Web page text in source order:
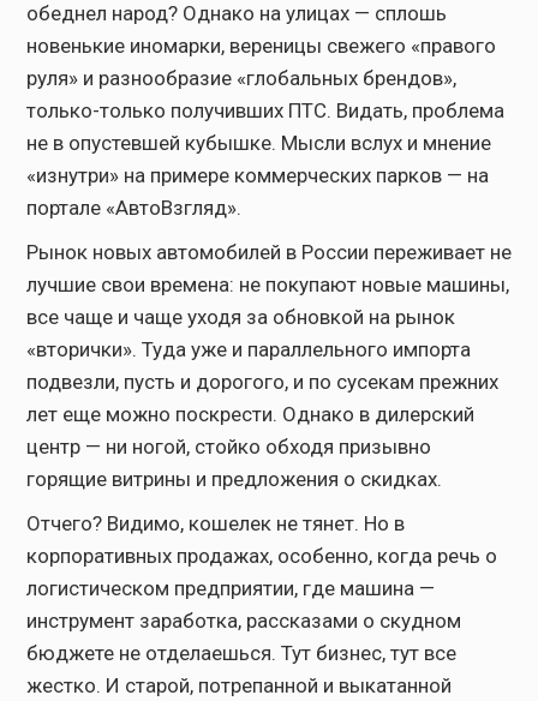
обеднел народ? Однако на улицах — сплошь
новенькие иномарки, вереницы свежего «правого
руля» и разнообразие «глобальных брендов»,
только-только получивших ПТС. Видать, проблема
не в опустевшей кубышке. Мысли вслух и мнение
«изнутри» на примере коммерческих парков — на
портале «АвтоВзгляд».
Рынок новых автомобилей в России переживает не
лучшие свои времена: не покупают новые машины,
все чаще и чаще уходя за обновкой на рынок
«вторички». Туда уже и параллельного импорта
подвезли, пусть и дорогого, и по сусекам прежних
лет еще можно поскрести. Однако в дилерский
центр — ни ногой, стойко обходя призывно
горящие витрины и предложения о скидках.
Отчего? Видимо, кошелек не тянет. Но в
корпоративных продажах, особенно, когда речь о
логистическом предприятии, где машина —
инструмент заработка, рассказами о скудном
бюджете не отделаешься. Тут бизнес, тут все
жестко. И старой, потрепанной и выкатанной